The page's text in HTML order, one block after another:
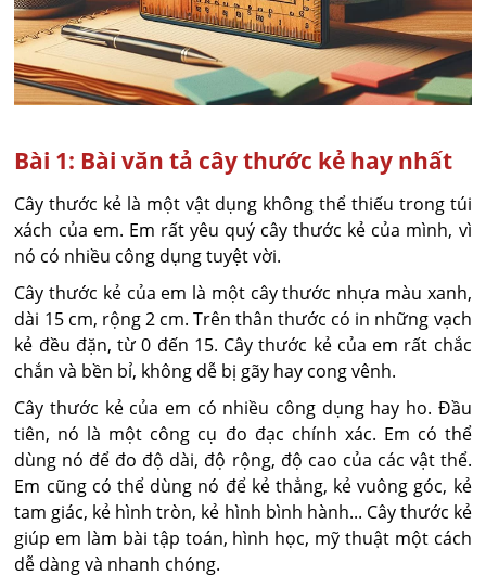
Bài 1: Bài văn tả cây thước kẻ hay nhất
Cây thước kẻ là một vật dụng không thể thiếu trong túi
xách của em. Em rất yêu quý cây thước kẻ của mình, vì
nó có nhiều công dụng tuyệt vời.
Cây thước kẻ của em là một cây thước nhựa màu xanh,
dài 15 cm, rộng 2 cm. Trên thân thước có in những vạch
kẻ đều đặn, từ 0 đến 15. Cây thước kẻ của em rất chắc
chắn và bền bỉ, không dễ bị gãy hay cong vênh.
Cây thước kẻ của em có nhiều công dụng hay ho. Đầu
tiên, nó là một công cụ đo đạc chính xác. Em có thể
dùng nó để đo độ dài, độ rộng, độ cao của các vật thể.
Em cũng có thể dùng nó để kẻ thẳng, kẻ vuông góc, kẻ
tam giác, kẻ hình tròn, kẻ hình bình hành... Cây thước kẻ
giúp em làm bài tập toán, hình học, mỹ thuật một cách
dễ dàng và nhanh chóng.